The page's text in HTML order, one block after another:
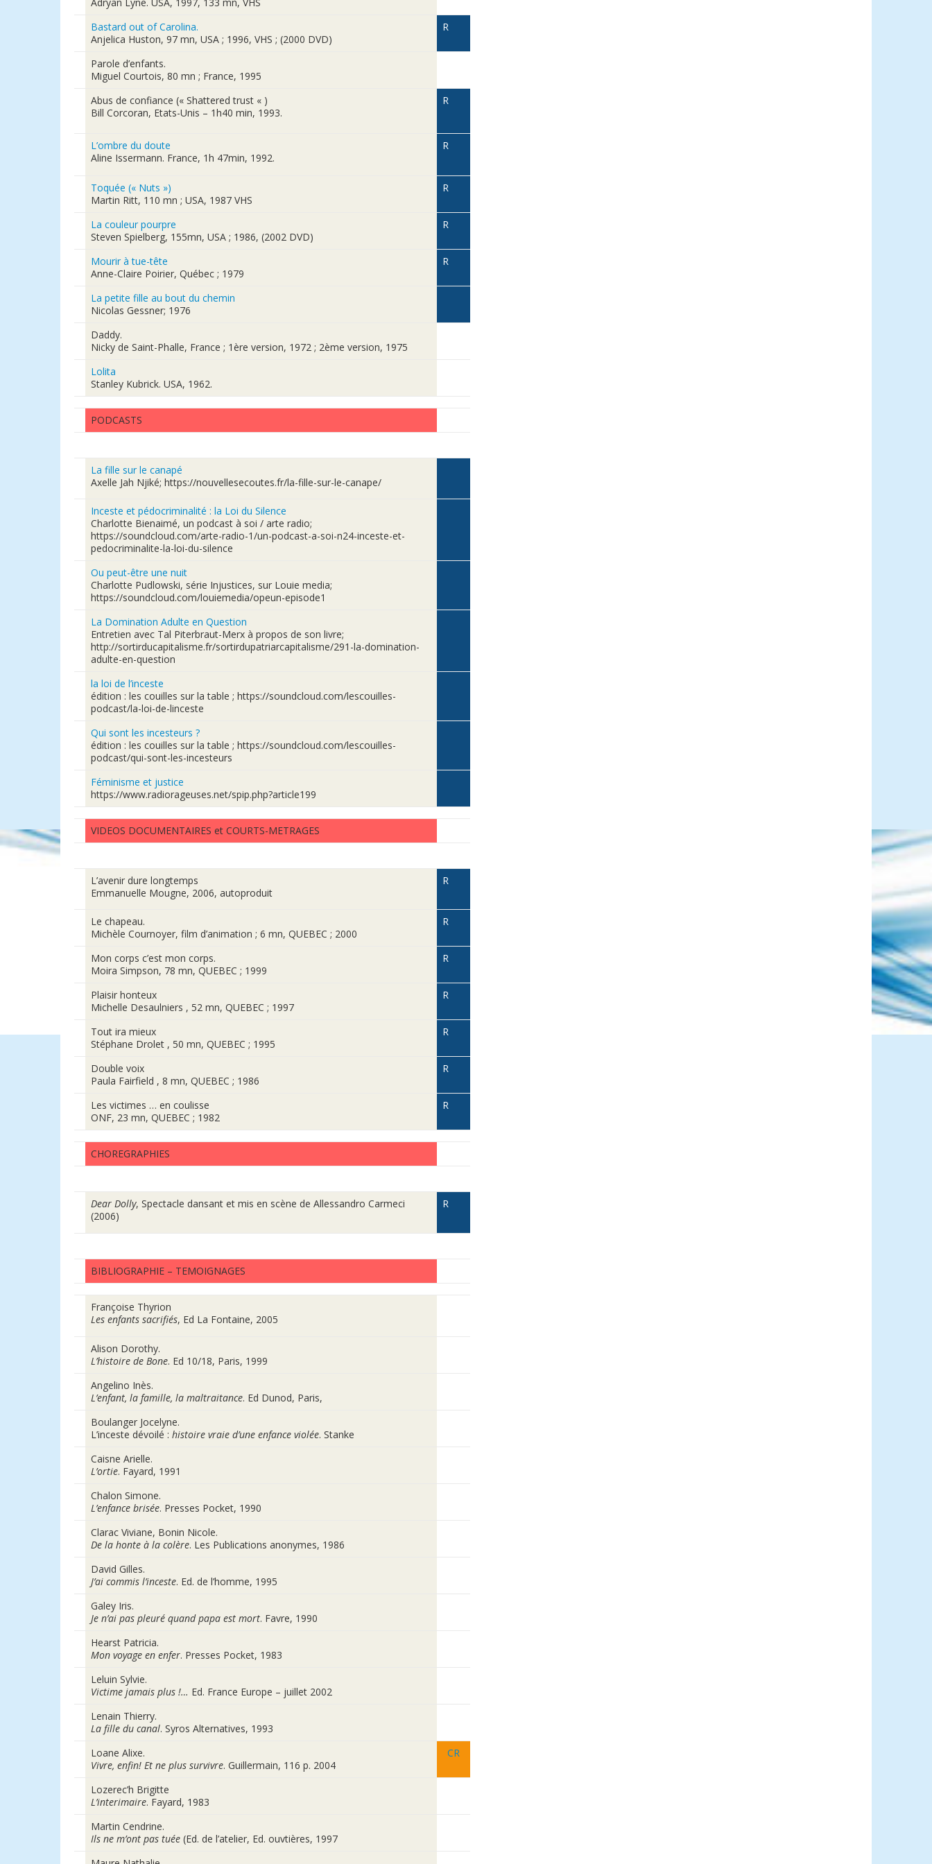
Bastard out of Carolina.
Anjelica Huston, 97 mn, USA ; 1996, VHS ; (2000 DVD)
R
Parole d’enfants.
Miguel Courtois, 80 mn ; France, 1995
Abus de confiance (« Shattered trust « )
Bill Corcoran, Etats-Unis – 1h40 min, 1993.
R
L’ombre du doute
Aline Issermann. France, 1h 47min, 1992.
R
Toquée (« Nuts »)
Martin Ritt, 110 mn ; USA, 1987 VHS
R
La couleur pourpre
Steven Spielberg, 155mn, USA ; 1986, (2002 DVD)
R
Mourir à tue-tête
Anne-Claire Poirier, Québec ; 1979
R
La petite fille au bout du chemin
Nicolas Gessner; 1976
Daddy.
Nicky de Saint-Phalle, France ; 1ère version, 1972 ; 2ème version, 1975
Lolita
Stanley Kubrick. USA, 1962.
PODCASTS
La fille sur le canapé
Axelle Jah Njiké; https://nouvellesecoutes.fr/la-fille-sur-le-canape/
Inceste et pédocriminalité : la Loi du Silence
Charlotte Bienaimé, un podcast à soi / arte radio;
https://soundcloud.com/arte-radio-1/un-podcast-a-soi-n24-inceste-et-
pedocriminalite-la-loi-du-silence
Ou peut-être une nuit
Charlotte Pudlowski, série Injustices, sur Louie media;
https://soundcloud.com/louiemedia/opeun-episode1
La Domination Adulte en Question
Entretien avec Tal Piterbraut-Merx à propos de son livre;
http://sortirducapitalisme.fr/sortirdupatriarcapitalisme/291-la-domination-
adulte-en-question
la loi de l’inceste
édition : les couilles sur la table ; https://soundcloud.com/lescouilles-
podcast/la-loi-de-linceste
Qui sont les incesteurs ?
édition : les couilles sur la table ; https://soundcloud.com/lescouilles-
podcast/qui-sont-les-incesteurs
Féminisme et justice
https://www.radiorageuses.net/spip.php?article199
VIDEOS DOCUMENTAIRES et COURTS-METRAGES
L’avenir dure longtemps
Emmanuelle Mougne, 2006, autoproduit
R
Le chapeau.
Michèle Cournoyer, film d’animation ; 6 mn, QUEBEC ; 2000
R
Mon corps c’est mon corps.
Moira Simpson, 78 mn, QUEBEC ; 1999
R
Plaisir honteux
Michelle Desaulniers , 52 mn, QUEBEC ; 1997
R
Tout ira mieux
Stéphane Drolet , 50 mn, QUEBEC ; 1995
R
Double voix
Paula Fairfield , 8 mn, QUEBEC ; 1986
R
Les victimes … en coulisse
ONF, 23 mn, QUEBEC ; 1982
R
CHOREGRAPHIES
Dear Dolly, Spectacle dansant et mis en scène de Allessandro Carmeci
(2006)
R
BIBLIOGRAPHIE – TEMOIGNAGES
Françoise Thyrion
Les enfants sacrifiés, Ed La Fontaine, 2005
Alison Dorothy.
L’histoire de Bone. Ed 10/18, Paris, 1999
Angelino Inès.
L’enfant, la famille, la maltraitance. Ed Dunod, Paris,
Boulanger Jocelyne.
L’inceste dévoilé : histoire vraie d’une enfance violée. Stanke
Caisne Arielle.
L’ortie. Fayard, 1991
Chalon Simone.
L’enfance brisée. Presses Pocket, 1990
Clarac Viviane, Bonin Nicole.
De la honte à la colère. Les Publications anonymes, 1986
David Gilles.
J’ai commis l’inceste. Ed. de l’homme, 1995
Galey Iris.
Je n’ai pas pleuré quand papa est mort. Favre, 1990
Hearst Patricia.
Mon voyage en enfer. Presses Pocket, 1983
Leluin Sylvie.
Victime jamais plus !… Ed. France Europe – juillet 2002
Lenain Thierry.
La fille du canal. Syros Alternatives, 1993
Loane Alixe.
Vivre, enfin! Et ne plus survivre. Guillermain, 116 p. 2004
CR
Lozerec’h Brigitte
L’interimaire. Fayard, 1983
Martin Cendrine.
Ils ne m’ont pas tuée (Ed. de l’atelier, Ed. ouvtières, 1997